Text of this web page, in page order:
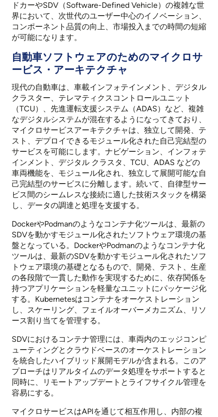
ドカーやSDV（Software-Defined Vehicle）の複雑な世
界において、次世代のユーザー中心のイノベーション、
コンポーネント品質の向上、市場投入までの時間の短縮
が可能になります。
自動車ソフトウェアのためのマイクロサ
ービス・アーキテクチャ
現代の自動車は、車載インフォテインメント、デジタル
クラスター、テレマティクスコントロールユニット
（TCU）、先進運転支援システム（ADAS）など、複雑
なデジタルシステムが混在するようになってきており、
マイクロサービスアーキテクチャは、独立して開発、テ
スト、デプロイできるモジュール化された自己完結型の
サービスを可能にします。ナビゲーション、インフォテ
インメント、デジタル クラスタ、TCU、ADAS などの
車両機能を、モジュール化され、独立して展開可能な自
己完結型のサービスに分離します。続いて、自律型サー
ビス間のシームレスな接続に適した技術スタックを構築
し、データの調達と処理を支援する。
DockerやPodmanのようなコンテナ化ツールは、最新の
SDVを動かすモジュール化されたソフトウェア環境の基
盤となっている。DockerやPodmanのようなコンテナ化
ツールは、最新のSDVを動かすモジュール化されたソフ
トウェア環境の基礎となるもので、開発、テスト、生産
の各段階で一貫した動作を実現するために、依存関係を
持つアプリケーションを軽量なユニットにパッケージ化
する。Kubernetesはコンテナをオーケストレーション
し、スケーリング、フェイルオーバーメカニズム、リソ
ース割り当てを管理する。
SDVにおけるコンテナ管理には、車両内のエッジコンピ
ューティングとクラウドベースのオーケストレーション
を統合したハイブリッド展開モデルが含まれる。このア
プローチはリアルタイムのデータ処理をサポートすると
同時に、リモートアップデートとライフサイクル管理を
容易にする。
マイクロサービスはAPIを通じて相互作用し、内部の複